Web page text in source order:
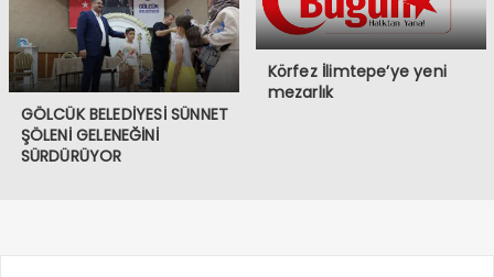
GÖLCÜK BELEDİYESİ SÜNNET
ŞÖLENİ GELENEĞİNİ
SÜRDÜRÜYOR
Körfez İlimtepe’ye yeni
mezarlık